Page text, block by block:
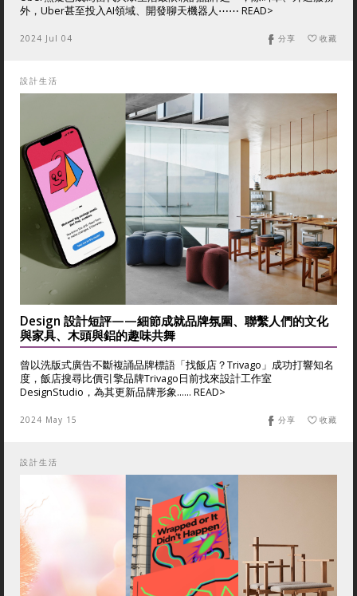
外，Uber甚至投入AI領域、開發聊天機器人⋯⋯ READ>
2024 Jul 04 收藏
分享
設計生活
Design 設計短評——細節成就品牌氛圍、聯繫人們的文化
與家具、木頭與鋁的趣味共舞
曾以洗版式廣告不斷複誦品牌標語「找飯店？Trivago」成功打響知名
度，飯店搜尋比價引擎品牌Trivago日前找來設計工作室
DesignStudio，為其更新品牌形象...... READ>
2024 May 15 收藏
分享
設計生活